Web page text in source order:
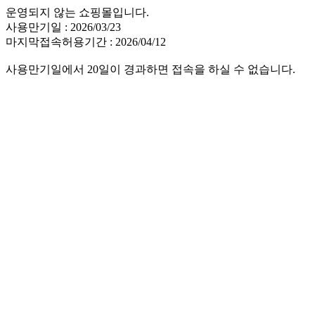
운영되지 않는 쇼핑몰입니다.
사용만기일 : 2026/03/23
마지막접속허용기간 : 2026/04/12
사용만기일에서 20일이 경과하면 접속을 하실 수 없습니다.